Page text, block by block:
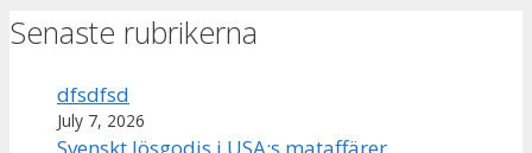
Senaste rubrikerna
dfsdfsd
July 7, 2026
Svenskt lösgodis i USA:s mataffärer